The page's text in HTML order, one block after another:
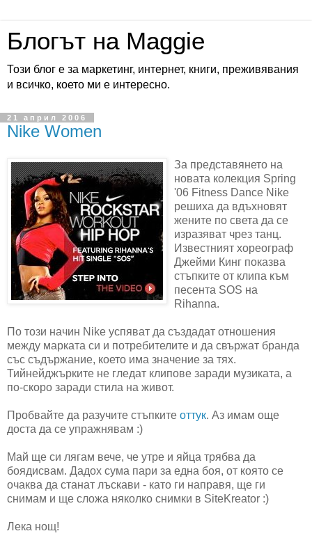
Блогът на Maggie
Този блог е за маркетинг, интернет, книги, преживявания
и всичко, което ми е интересно.
21 април 2006
Nike Women
За представянето на
новата колекция Spring
'06 Fitness Dance Nike
решиха да вдъхновят
жените по света да се
изразяват чрез танц.
Известният хореограф
Джейми Кинг показва
стъпките от клипа към
песента SOS на
Rihanna.
По този начин Nike успяват да създадат отношения
между марката си и потребителите и да свържат бранда
със съдържание, което има значение за тях.
Тийнейджърките не гледат клипове заради музиката, а
по-скоро заради стила на живот.
Пробвайте да разучите стъпките оттук. Аз имам още
доста да се упражнявам :)
Май ще си лягам вече, че утре и яйца трябва да
боядисвам. Дадох сума пари за една боя, от която се
очаква да станат лъскави - като ги направя, ще ги
снимам и ще сложа няколко снимки в SiteKreator :)
Лека нощ!